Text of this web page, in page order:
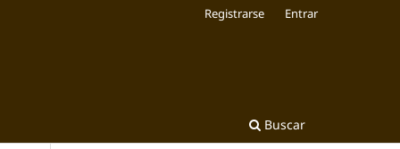
Buscar
Registrarse Entrar